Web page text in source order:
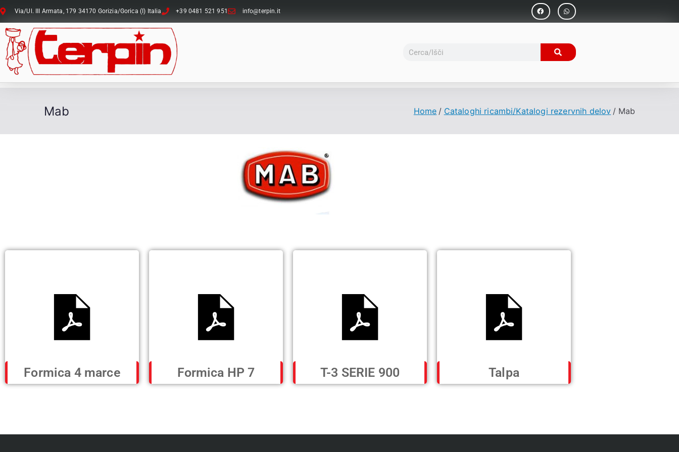
Via/Ul. III Armata, 179 34170 Gorizia/Gorica (I) Italia +39 0481 521 951 info@terpin.it
Mab Home Cataloghi ricambi/Katalogi rezervnih delov Mab
Formica 4 marce Formica HP 7 T-3 SERIE 900 Talpa